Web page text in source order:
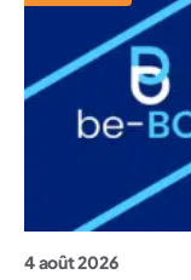
4 août 2026